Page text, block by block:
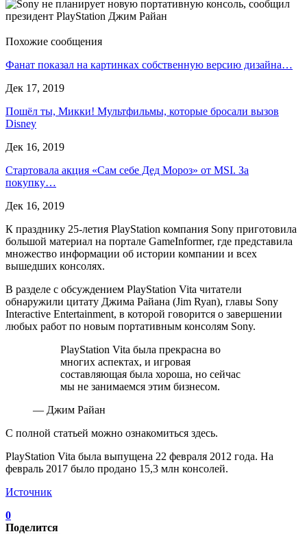
Похожие сообщения
Фанат показал на картинках собственную версию дизайна…
Дек 17, 2019
Пошёл ты, Микки! Мультфильмы, которые бросали вызов
Disney
Дек 16, 2019
Стартовала акция «Сам себе Дед Мороз» от MSI. За
покупку…
Дек 16, 2019
К празднику 25-летия PlayStation компания Sony приготовила
большой материал на портале GameInformer, где представила
множество информации об истории компании и всех
вышедших консолях.
В разделе с обсуждением PlayStation Vita читатели
обнаружили цитату Джима Райана (Jim Ryan), главы Sony
Interactive Entertainment, в которой говорится о завершении
любых работ по новым портативным консолям Sony.
PlayStation Vita была прекрасна во
многих аспектах, и игровая
составляющая была хороша, но сейчас
мы не занимаемся этим бизнесом.
— Джим Райан
С полной статьей можно ознакомиться здесь.
PlayStation Vita была выпущена 22 февраля 2012 года. На
февраль 2017 было продано ‎15,3 млн консолей.
Источник
0
Поделится